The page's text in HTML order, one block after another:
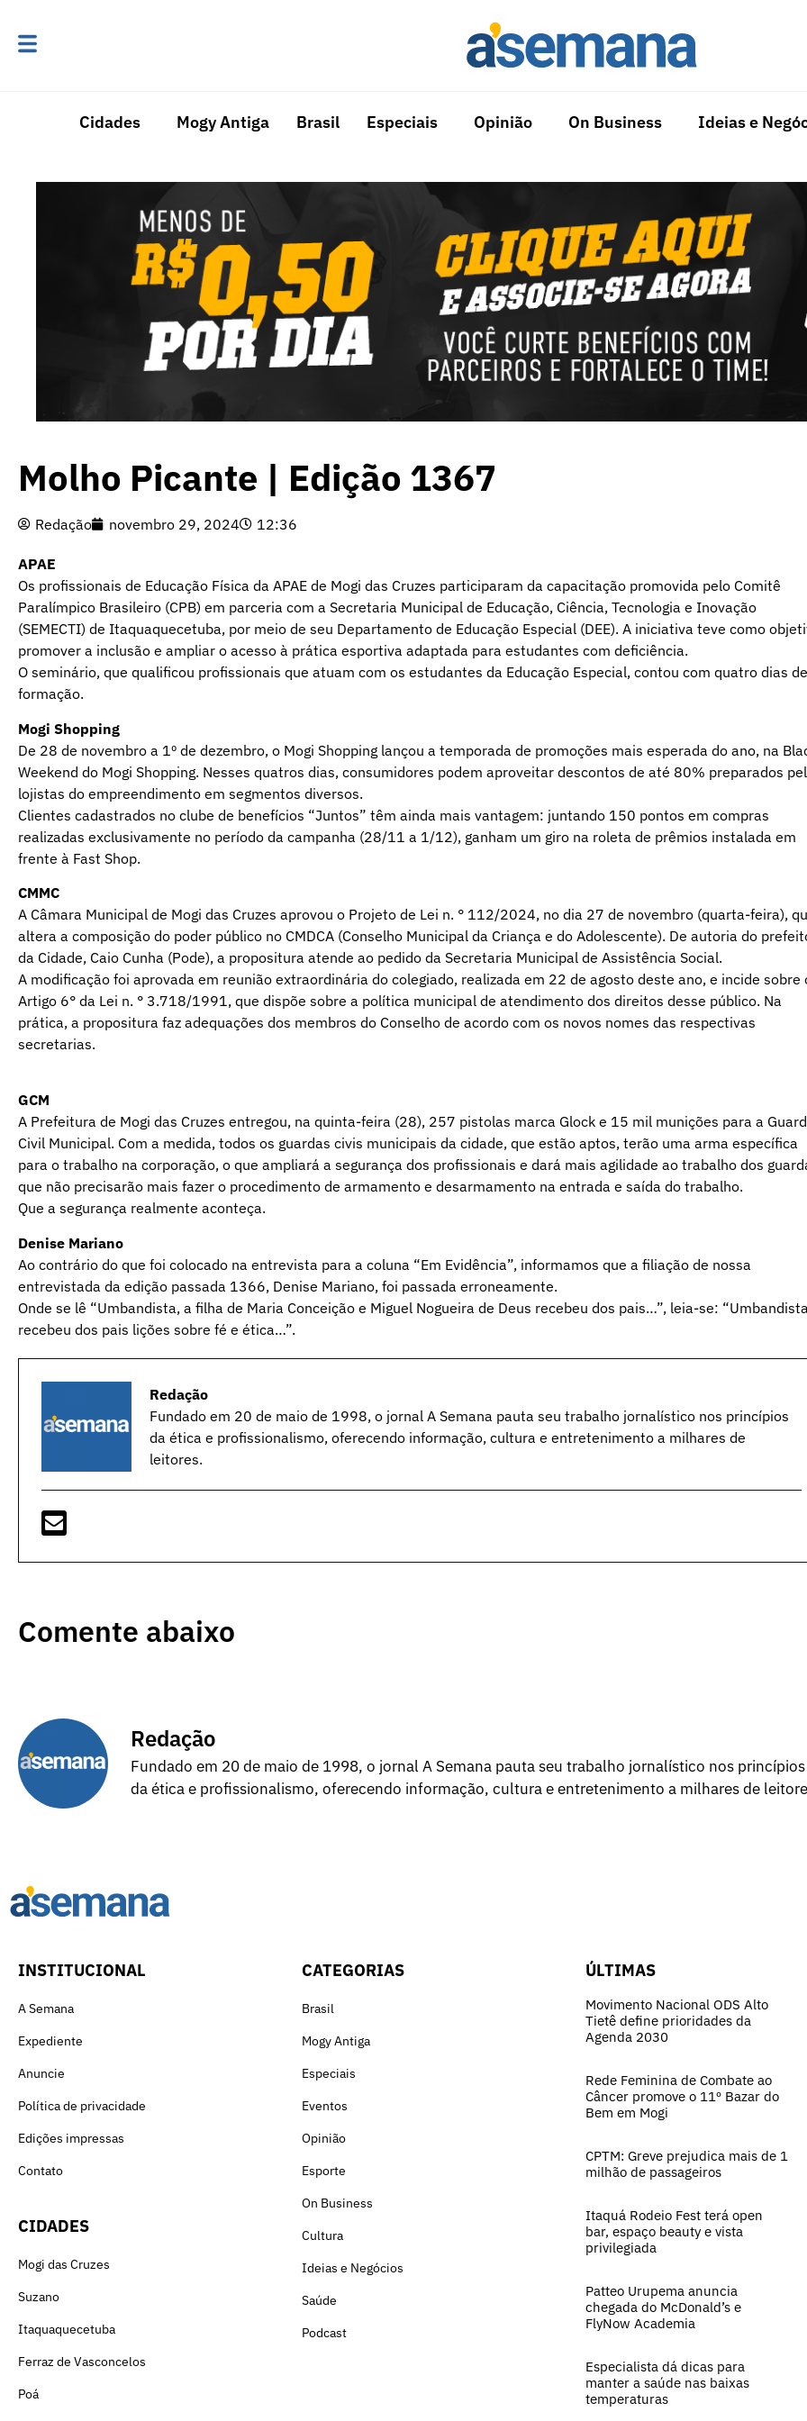
Cidades Mogy Antiga Brasil Especiais Opinião On Business Ideias e
Molho Picante | Edição 1367
Redação novembro 29, 2024 12:36
APAE
Os profissionais de Educação Física da APAE de Mogi das Cruzes participaram da capacitação promovida pelo Comitê
Paralímpico Brasileiro (CPB) em parceria com a Secretaria Municipal de Educação, Ciência, Tecnologia e Inovação
(SEMECTI) de Itaquaquecetuba, por meio de seu Departamento de Educação Especial (DEE). A iniciativa teve como
promover a inclusão e ampliar o acesso à prática esportiva adaptada para estudantes com deficiência.
O seminário, que qualificou profissionais que atuam com os estudantes da Educação Especial, contou com quatro dias de
formação.
Mogi Shopping
De 28 de novembro a 1º de dezembro, o Mogi Shopping lançou a temporada de promoções mais esperada do ano, na
Weekend do Mogi Shopping. Nesses quatros dias, consumidores podem aproveitar descontos de até 80% preparados
lojistas do empreendimento em segmentos diversos.
Clientes cadastrados no clube de benefícios “Juntos” têm ainda mais vantagem: juntando 150 pontos em compras
realizadas exclusivamente no período da campanha (28/11 a 1/12), ganham um giro na roleta de prêmios instalada em
frente à Fast Shop.
CMMC
A Câmara Municipal de Mogi das Cruzes aprovou o Projeto de Lei n. ° 112/2024, no dia 27 de novembro (quarta-feira),
altera a composição do poder público no CMDCA (Conselho Municipal da Criança e do Adolescente). De autoria do
da Cidade, Caio Cunha (Pode), a propositura atende ao pedido da Secretaria Municipal de Assistência Social.
A modificação foi aprovada em reunião extraordinária do colegiado, realizada em 22 de agosto deste ano, e incide sobre
Artigo 6° da Lei n. ° 3.718/1991, que dispõe sobre a política municipal de atendimento dos direitos desse público. Na
prática, a propositura faz adequações dos membros do Conselho de acordo com os novos nomes das respectivas
secretarias.
GCM
A Prefeitura de Mogi das Cruzes entregou, na quinta-feira (28), 257 pistolas marca Glock e 15 mil munições para a
Civil Municipal. Com a medida, todos os guardas civis municipais da cidade, que estão aptos, terão uma arma específica
para o trabalho na corporação, o que ampliará a segurança dos profissionais e dará mais agilidade ao trabalho dos
que não precisarão mais fazer o procedimento de armamento e desarmamento na entrada e saída do trabalho.
Que a segurança realmente aconteça.
Denise Mariano
Ao contrário do que foi colocado na entrevista para a coluna “Em Evidência”, informamos que a filiação de nossa
entrevistada da edição passada 1366, Denise Mariano, foi passada erroneamente.
Onde se lê “Umbandista, a filha de Maria Conceição e Miguel Nogueira de Deus recebeu dos pais…”, leia-se:
recebeu dos pais lições sobre fé e ética…”.
Redação
Fundado em 20 de maio de 1998, o jornal A Semana pauta seu trabalho jornalístico nos princípios
da ética e profissionalismo, oferecendo informação, cultura e entretenimento a milhares de
leitores.
Comente abaixo
Redação
Fundado em 20 de maio de 1998, o jornal A Semana pauta seu trabalho jornalístico nos princípios
da ética e profissionalismo, oferecendo informação, cultura e entretenimento a milhares de
INSTITUCIONAL
A Semana
Expediente
Anuncie
Política de privacidade
Edições impressas
Contato
CIDADES
Mogi das Cruzes
Suzano
Itaquaquecetuba
Ferraz de Vasconcelos
Poá
CATEGORIAS
Brasil
Mogy Antiga
Especiais
Eventos
Opinião
Esporte
On Business
Cultura
Ideias e Negócios
Saúde
Podcast
ÚLTIMAS
Movimento Nacional ODS Alto
Tietê define prioridades da
Agenda 2030
Rede Feminina de Combate ao
Câncer promove o 11º Bazar do
Bem em Mogi
CPTM: Greve prejudica mais de 1
milhão de passageiros
Itaquá Rodeio Fest terá open
bar, espaço beauty e vista
privilegiada
Patteo Urupema anuncia
chegada do McDonald’s e
FlyNow Academia
Especialista dá dicas para
manter a saúde nas baixas
temperaturas